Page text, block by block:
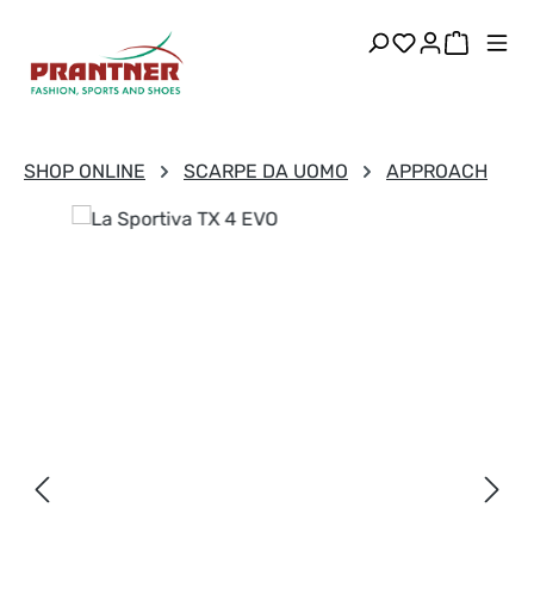
Passa al contenuto principale
Hai 0Il
SHOP ONLINE SCARPE DA UOMO APPROACH
Salta la galleria di immagini